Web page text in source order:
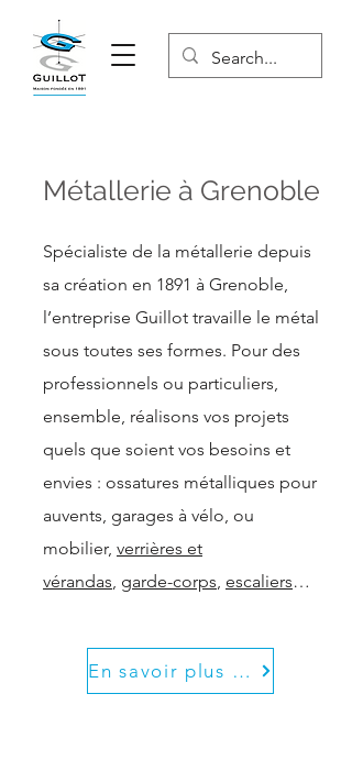
Métallerie à Grenoble
Spécialiste de la métallerie depuis
sa création en 1891 à Grenoble,
l’entreprise Guillot travaille le métal
sous toutes ses formes. Pour des
professionnels ou particuliers,
ensemble, réalisons vos projets
quels que soient vos besoins et
envies : ossatures métalliques pour
auvents, garages à vélo, ou
mobilier, verrières et
vérandas, garde-corps, escaliers…
En savoir plus sur le métal